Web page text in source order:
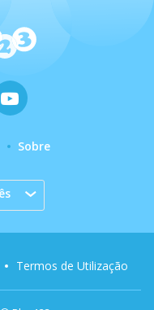
Sobre
Termos de Utilização